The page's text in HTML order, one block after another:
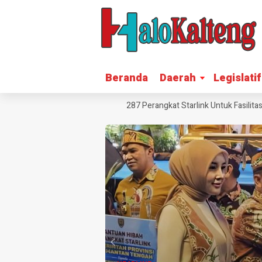
Beranda Daerah Legislatif
Beranda Daerah Legislatif
Blankspot, Katingan Terima 287 Perangkat Starlink Untuk Fasilitas